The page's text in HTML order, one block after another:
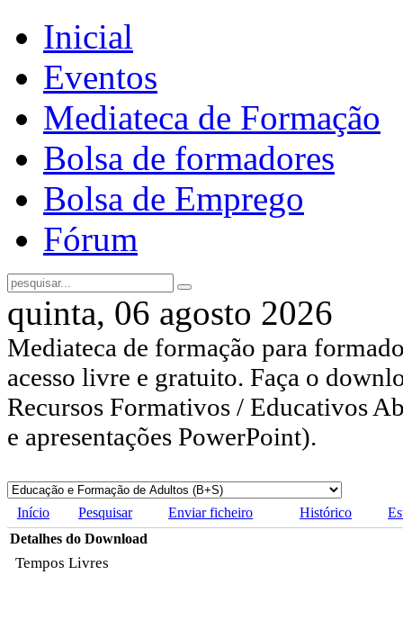
Inicial
Eventos
Mediateca de Formação
Bolsa de formadores
Bolsa de Emprego
Fórum
quinta, 06 agosto 2026
Mediateca de formação para
acesso livre e gratuito. Faça o
Recursos Formativos / Educativos
e apresentações PowerPoint).
Início Pesquisar Enviar ficheiro Histórico
Detalhes do Download
Tempos Livres